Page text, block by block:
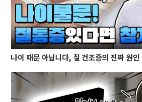
나이 때문 아닙니다, 질 건조증의 진짜 원인